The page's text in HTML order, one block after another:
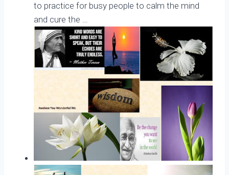
to practice for busy people to calm the mind
and cure the …